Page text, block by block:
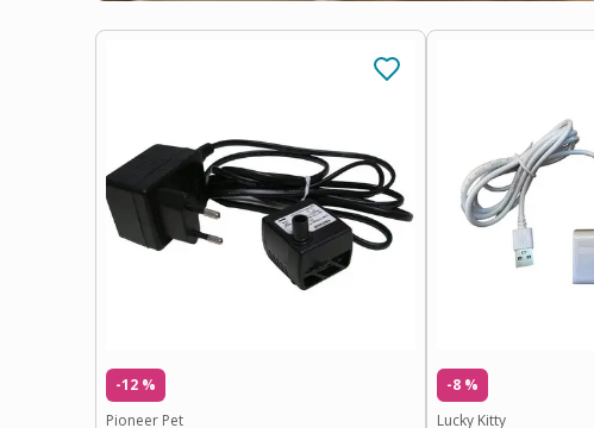
-12 %
Pioneer Pet
-8 %
Lucky Kitty